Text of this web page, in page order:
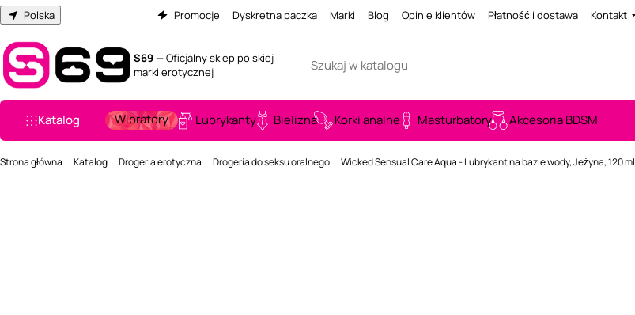
Polska Promocje Dyskretna paczka Marki Blog Opinie klientów Płatność i dostawa Kontakt
S69— Oficjalny sklep polskiej
marki erotycznej
Katalog Wibratory Lubrykanty Bielizna Korki analne Masturbatory Akcesoria BDSM
Strona główna Katalog Drogeria erotyczna Drogeria do seksu oralnego Wicked Sensual Care Aqua - Lubrykant na bazie wody, Jeżyna, 120 ml